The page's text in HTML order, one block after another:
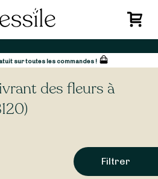
sur toutes les commandes !
des fleurs à
Filtrer